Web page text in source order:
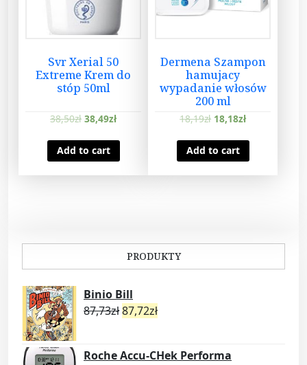
Svr Xerial 50
Extreme Krem do
stóp 50ml
38,50zł 38,49zł
Add to cart
Dermena Szampon
hamujacy
wypadanie włosów
200 ml
18,19zł 18,18zł
Add to cart
PRODUKTY
Binio Bill
87,73zł87,72zł
Roche Accu-CHek Performa